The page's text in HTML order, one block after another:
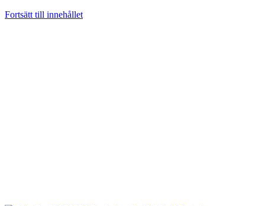
Fortsätt till innehållet